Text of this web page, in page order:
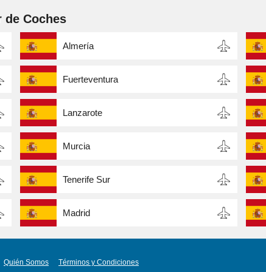
de Coches
Almería
Fuerteventura
Lanzarote
Murcia
Tenerife Sur
Madrid
Quién Somos Términos y Condiciones